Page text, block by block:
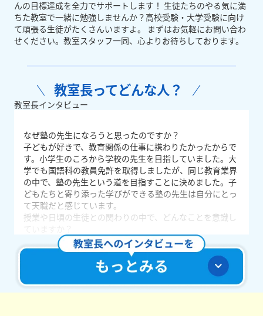
んの目標達成を全力でサポートします！ 生徒たちのやる気に満
ちた教室で一緒に勉強しませんか？高校受験・大学受験に向け
て頑張る生徒がたくさんいますよ。 まずはお気軽にお問い合わ
せください。教室スタッフ一同、心よりお待ちしております。
教室長ってどんな人？
教室長インタビュー
なぜ塾の先生になろうと思ったのですか？
子どもが好きで、教育関係の仕事に携わりたかったからで
す。小学生のころから学校の先生を目指していました。大
学でも国語科の教員免許を取得しましたが、同じ教育業界
の中で、塾の先生という道を目指すことに決めました。子
どもたちと寄り添った学びができる塾の先生は自分にとっ
て天職だと感じています。
授業や日頃の生徒との関わりの中で、どんなことを意識し
いつでも生徒の理解者であるよう、意識しています。生徒
が約束を守らなかったときでも頭ごなしに叱るのではな
く、できなかった理由をしっかり聞き取り、そのうえでな
ぜ約束を守らなければいけないのかを伝えます。
どんな教室づくりを目指していますか？